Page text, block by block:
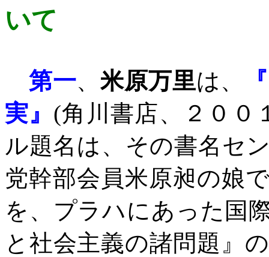
いて
第一、米原万里は、
実』 (角川書店、２００
ル題名は、その書名セ
党幹部会員米原昶の娘
を、プラハにあった国
と社会主義の諸問題』